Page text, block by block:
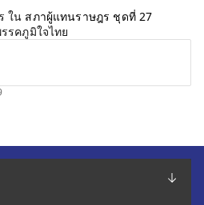
ใน สภาผู้แทนราษฎร ชุดที่ 27
รคภูมิใจไทย